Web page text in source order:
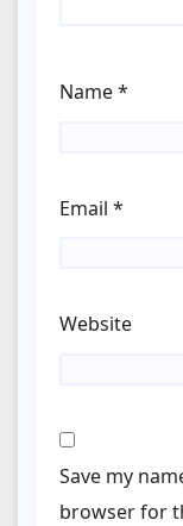
Name*
Email *
Website
Save my
browser for